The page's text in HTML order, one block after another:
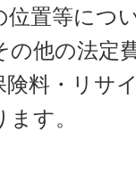
位置等につ
の他の法定
険料・リサ
す。